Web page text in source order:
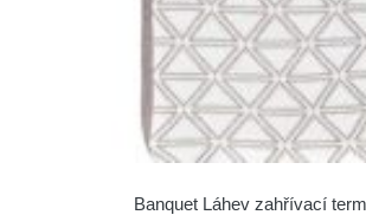
Banquet Láhev zahřívací